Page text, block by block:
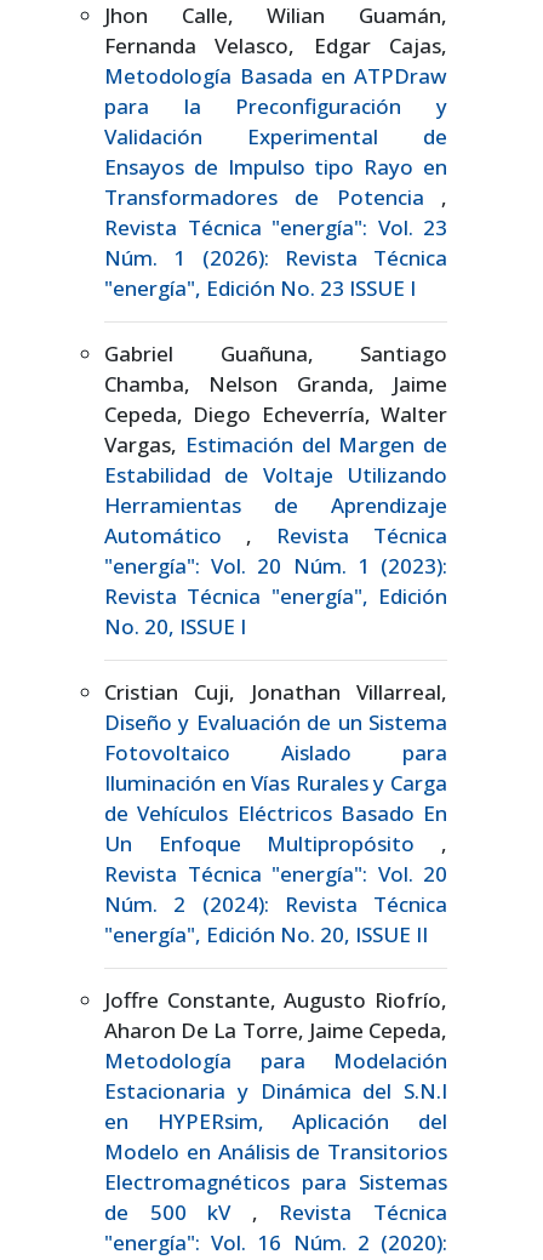
Jhon Calle, Wilian Guamán,
Fernanda Velasco, Edgar Cajas,
Metodología Basada en ATPDraw
para la Preconfiguración y
Validación Experimental de
Ensayos de Impulso tipo Rayo en
Transformadores de Potencia ,
Revista Técnica "energía": Vol. 23
Núm. 1 (2026): Revista Técnica
"energía", Edición No. 23 ISSUE I
Gabriel Guañuna, Santiago
Chamba, Nelson Granda, Jaime
Cepeda, Diego Echeverría, Walter
Vargas, Estimación del Margen de
Estabilidad de Voltaje Utilizando
Herramientas de Aprendizaje
Automático , Revista Técnica
"energía": Vol. 20 Núm. 1 (2023):
Revista Técnica "energía", Edición
No. 20, ISSUE I
Cristian Cuji, Jonathan Villarreal,
Diseño y Evaluación de un Sistema
Fotovoltaico Aislado para
Iluminación en Vías Rurales y Carga
de Vehículos Eléctricos Basado En
Un Enfoque Multipropósito ,
Revista Técnica "energía": Vol. 20
Núm. 2 (2024): Revista Técnica
"energía", Edición No. 20, ISSUE II
Joffre Constante, Augusto Riofrío,
Aharon De La Torre, Jaime Cepeda,
Metodología para Modelación
Estacionaria y Dinámica del S.N.I
en HYPERsim, Aplicación del
Modelo en Análisis de Transitorios
Electromagnéticos para Sistemas
de 500 kV , Revista Técnica
"energía": Vol. 16 Núm. 2 (2020):